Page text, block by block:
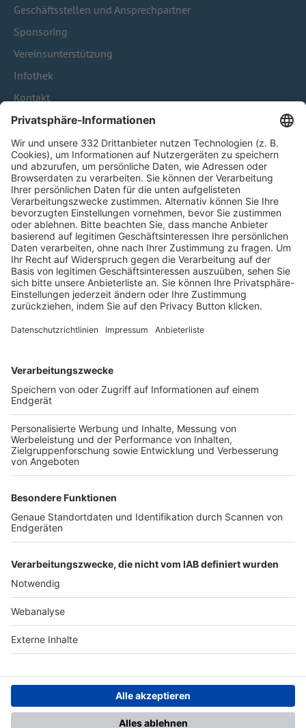
Geschäftsstellen und Ansprechpartner
Sponsoring
Vereinsunterstützung
Infothek
Kontakt
HÄUFIG BESUCHTE SEITEN
Pässe und Vereinswechsel
Trainerausbildung
Schulungsangebot Vereinsmitarbeiter
BFV-Geschäftsstellen
Trainerbörse
Login SpielPlus
FOLGE DEM BFV
TOP-VEREINE
TOP-PARTNER
Nutzungsbedingungen Datenschutz Impressum